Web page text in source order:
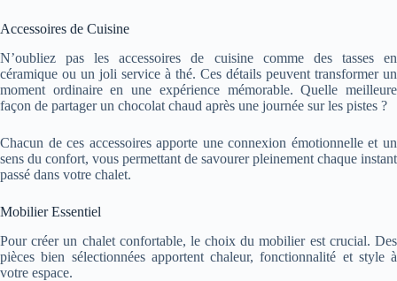
Accessoires de Cuisine
N’oubliez pas les accessoires de cuisine comme des tasses en
céramique ou un joli service à thé. Ces détails peuvent transformer un
moment ordinaire en une expérience mémorable. Quelle meilleure
façon de partager un chocolat chaud après une journée sur les pistes ?
Chacun de ces accessoires apporte une connexion émotionnelle et un
sens du confort, vous permettant de savourer pleinement chaque instant
passé dans votre chalet.
Mobilier Essentiel
Pour créer un chalet confortable, le choix du mobilier est crucial. Des
pièces bien sélectionnées apportent chaleur, fonctionnalité et style à
votre espace.